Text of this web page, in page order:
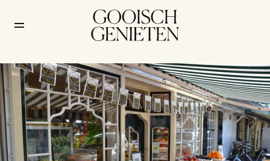
De groentejuwelier van
Laren: een familietraditie
aan De Rijt
Lifestyle/7 juni 2026